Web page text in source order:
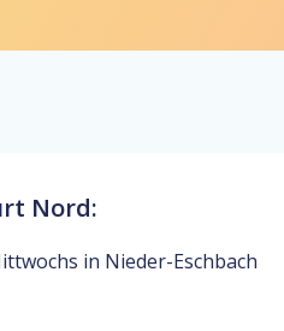
Nord:
in Nieder-Eschbach